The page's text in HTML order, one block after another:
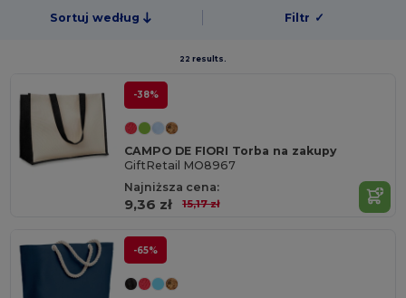
Sortuj według Filtr ✓
22 results.
-38%
CAMPO DE FIORI Torba na zakupy
GiftRetail MO8967
Najniższa cena:
9,36 zł 15,17 zł
-65%